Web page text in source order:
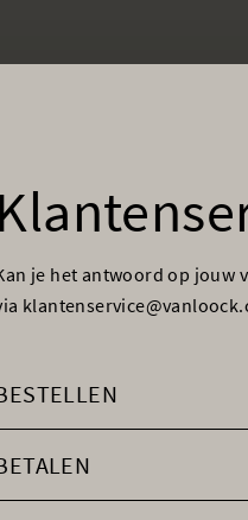
je het antwoord op jouw